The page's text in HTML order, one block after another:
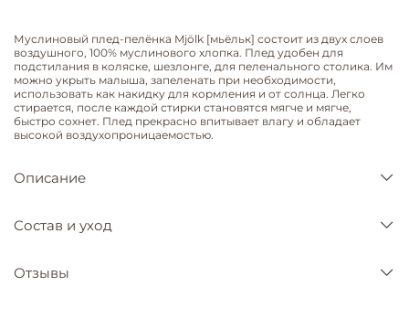
Муслиновый плед-пелёнка Mjölk [мьёльк] состоит из двух слоев
воздушного, 100% муслинового хлопка. Плед удобен для
подстилания в коляске, шезлонге, для пеленального столика. Им
можно укрыть малыша, запеленать при необходимости,
использовать как накидку для кормления и от солнца. Легко
стирается, после каждой стирки становятся мягче и мягче,
быстро сохнет. Плед прекрасно впитывает влагу и обладает
высокой воздухопроницаемостью.
Описание
Состав и уход
Отзывы